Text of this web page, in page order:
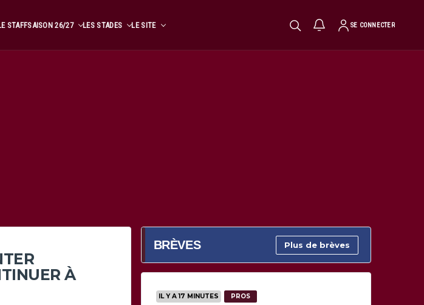
STAFFSAISON 26/27 LES STADES LE SITE SE CONNECTER
À
BRÈVES Plus de brèves
IL Y A 17 MINUTES PROS